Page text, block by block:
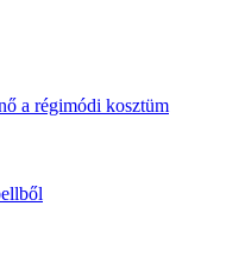
a régimódi kosztüm